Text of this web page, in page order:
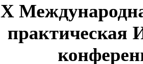
X
практическая